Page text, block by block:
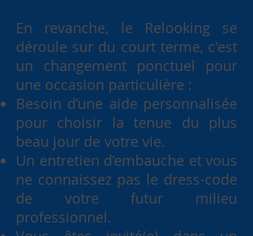
En revanche, le Relooking se
déroule sur du court terme, c'est
un changement ponctuel pour
une occasion particulière :
Besoin d’une aide personnalisée
pour choisir la tenue du plus
beau jour de votre vie.
Un entretien d’embauche et vous
ne connaissez pas le dress-code
de votre futur milieu
professionnel.